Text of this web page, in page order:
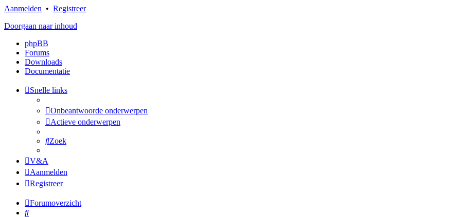
Aanmelden • Registreer
Doorgaan naar inhoud
phpBB
Forums
Downloads
Documentatie
Snelle links
Onbeantwoorde onderwerpen
Actieve onderwerpen
Zoek
V&A
Aanmelden
Registreer
Forumoverzicht
Zoek